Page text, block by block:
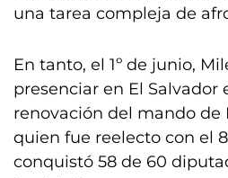
una tarea compleja de
En tanto, el 1º de junio,
presenciar en El Salvador
renovación del mando de
quien fue reelecto con el
conquistó 58 de 60